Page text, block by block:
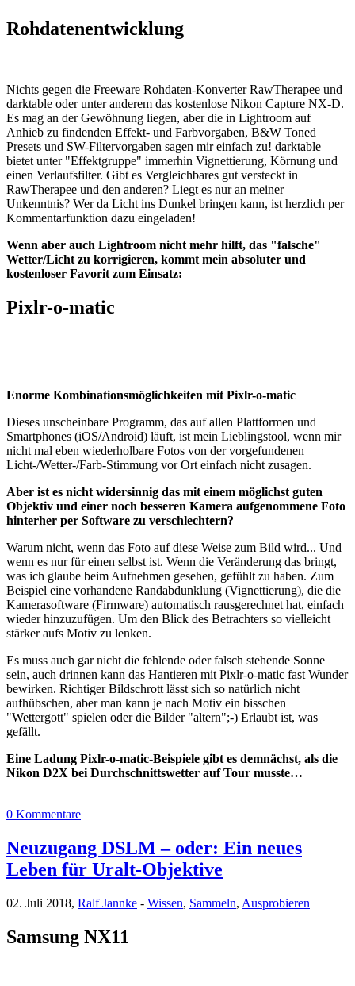
Rohdatenentwicklung
Nichts gegen die Freeware Rohdaten-Konverter RawTherapee und
darktable oder unter anderem das kostenlose Nikon Capture NX-D.
Es mag an der Gewöhnung liegen, aber die in Lightroom auf
Anhieb zu findenden Effekt- und Farbvorgaben, B&W Toned
Presets und SW-Filtervorgaben sagen mir einfach zu! darktable
bietet unter "Effektgruppe" immerhin Vignettierung, Körnung und
einen Verlaufsfilter. Gibt es Vergleichbares gut versteckt in
RawTherapee und den anderen? Liegt es nur an meiner
Unkenntnis? Wer da Licht ins Dunkel bringen kann, ist herzlich per
Kommentarfunktion dazu eingeladen!
Wenn aber auch Lightroom nicht mehr hilft, das "falsche"
Wetter/Licht zu korrigieren, kommt mein absoluter und
kostenloser Favorit zum Einsatz:
Pixlr-o-matic
Enorme Kombinationsmöglichkeiten mit Pixlr-o-matic
Dieses unscheinbare Programm, das auf allen Plattformen und
Smartphones (iOS/Android) läuft, ist mein Lieblingstool, wenn mir
nicht mal eben wiederholbare Fotos von der vorgefundenen
Licht-/Wetter-/Farb-Stimmung vor Ort einfach nicht zusagen.
Aber ist es nicht widersinnig das mit einem möglichst guten
Objektiv und einer noch besseren Kamera aufgenommene Foto
hinterher per Software zu verschlechtern?
Warum nicht, wenn das Foto auf diese Weise zum Bild wird... Und
wenn es nur für einen selbst ist. Wenn die Veränderung das bringt,
was ich glaube beim Aufnehmen gesehen, gefühlt zu haben. Zum
Beispiel eine vorhandene Randabdunklung (Vignettierung), die die
Kamerasoftware (Firmware) automatisch rausgerechnet hat, einfach
wieder hinzuzufügen. Um den Blick des Betrachters so vielleicht
stärker aufs Motiv zu lenken.
Es muss auch gar nicht die fehlende oder falsch stehende Sonne
sein, auch drinnen kann das Hantieren mit Pixlr-o-matic fast Wunder
bewirken. Richtiger Bildschrott lässt sich so natürlich nicht
aufhübschen, aber man kann je nach Motiv ein bisschen
"Wettergott" spielen oder die Bilder "altern";-) Erlaubt ist, was
gefällt.
Eine Ladung Pixlr-o-matic-Beispiele gibt es demnächst, als die
Nikon D2X bei Durchschnittswetter auf Tour musste…
0 Kommentare
Neuzugang DSLM – oder: Ein neues
Leben für Uralt-Objektive
02. Juli 2018, Ralf Jannke - Wissen, Sammeln, Ausprobieren
Samsung NX11